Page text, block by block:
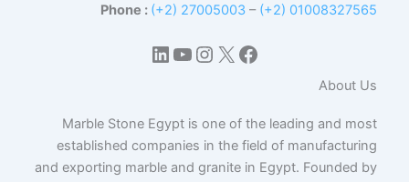
Phone : (+2) 27005003 – (+2) 01008327565
فيسبوك
إكسإنستجرام
يوتيوب
لينكد إن
About Us
Marble Stone Egypt is one of the leading and most
established companies in the field of manufacturing
and exporting marble and granite in Egypt. Founded by